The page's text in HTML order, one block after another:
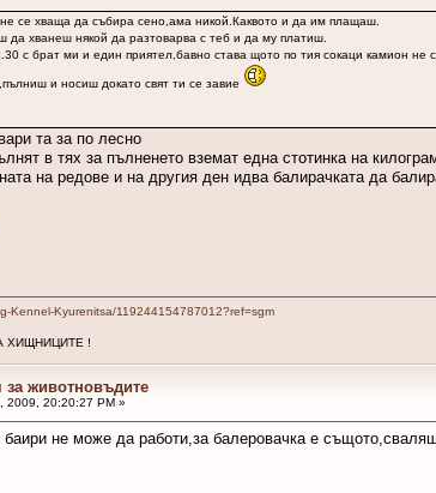
не се хваща да събира сено,ама никой.Каквото и да им плащаш.
хванеш някой да разтоварва с теб и да му платиш.
с брат ми и един приятел,бавно става щото по тия сокаци камион не
и носиш докато свят ти се завие
та за по лесно
в тях за пълненето вземат една стотинка на
на редове и на другия ден идва балирачката да
Kennel-Kyurenitsa/119244154787012?ref=sgm
ХИЩНИЦИТЕ !
за животновъдите
2009, 20:20:27 PM »
не може да работи,за балеровачка е